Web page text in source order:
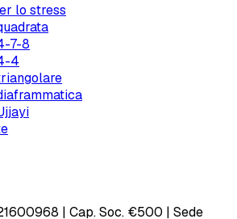
lo stress
7-8
4
| Cap. Soc. €500 | Sede